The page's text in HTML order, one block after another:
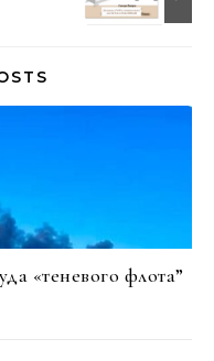
«теневого флота”